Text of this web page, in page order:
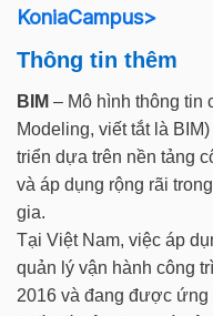
KoniaCampus>
Thông tin thêm
BIM – Mô hình thông tin
Modeling, viết tắt là
triển dựa trên nền tảng
và áp dụng rộng rãi
gia.
Tại Việt Nam, việc áp
quản lý vận hành công
2016 và đang được ứng